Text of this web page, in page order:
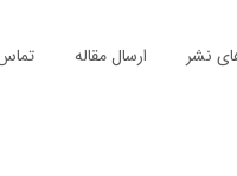
نشر ارسال مقاله